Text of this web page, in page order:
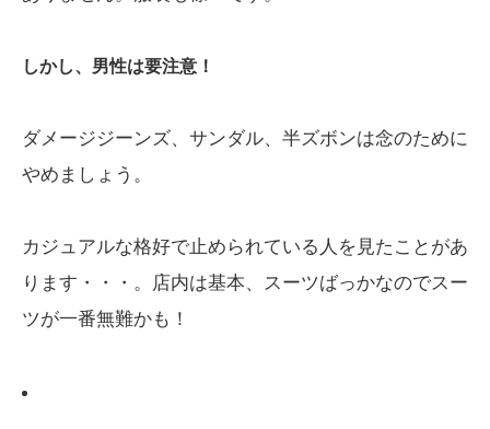
しかし、男性は要注意！
ダメージジーンズ、サンダル、半ズボンは念のために
やめましょう。
カジュアルな格好で止められている人を見たことがあ
ります・・・。店内は基本、スーツばっかなのでスー
ツが一番無難かも！